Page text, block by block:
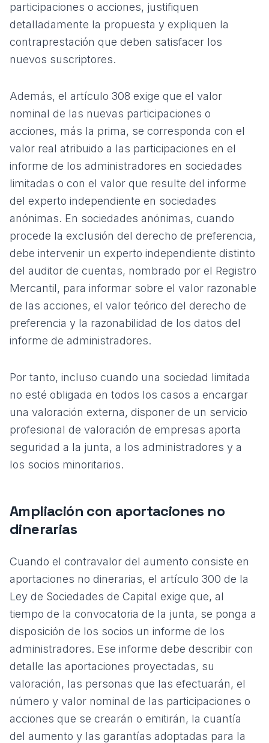
participaciones o acciones, justifiquen
detalladamente la propuesta y expliquen la
contraprestación que deben satisfacer los
nuevos suscriptores.
Además, el artículo 308 exige que el valor
nominal de las nuevas participaciones o
acciones, más la prima, se corresponda con el
valor real atribuido a las participaciones en el
informe de los administradores en sociedades
limitadas o con el valor que resulte del informe
del experto independiente en sociedades
anónimas. En sociedades anónimas, cuando
procede la exclusión del derecho de preferencia,
debe intervenir un experto independiente distinto
del auditor de cuentas, nombrado por el Registro
Mercantil, para informar sobre el valor razonable
de las acciones, el valor teórico del derecho de
preferencia y la razonabilidad de los datos del
informe de administradores.
Por tanto, incluso cuando una sociedad limitada
no esté obligada en todos los casos a encargar
una valoración externa, disponer de un servicio
profesional de valoración de empresas aporta
seguridad a la junta, a los administradores y a
los socios minoritarios.
Ampliación con aportaciones no
dinerarias
Cuando el contravalor del aumento consiste en
aportaciones no dinerarias, el artículo 300 de la
Ley de Sociedades de Capital exige que, al
tiempo de la convocatoria de la junta, se ponga a
disposición de los socios un informe de los
administradores. Ese informe debe describir con
detalle las aportaciones proyectadas, su
valoración, las personas que las efectuarán, el
número y valor nominal de las participaciones o
acciones que se crearán o emitirán, la cuantía
del aumento y las garantías adoptadas para la